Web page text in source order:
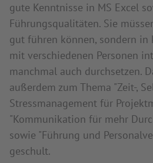
gute Kenntnisse in MS Excel
Führungsqualitäten. Sie
gut führen können, sondern in
mit verschiedenen Personen
manchmal auch durchsetzen.
außerdem zum Thema "Zeit-,
Stressmanagement für
"Kommunikation für mehr
sowie "Führung und
geschult.